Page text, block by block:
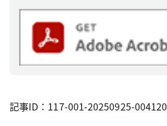
記事ID：117-001-20250925-004120